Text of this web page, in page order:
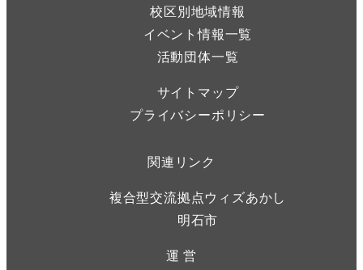
校区別地域情報
イベント情報一覧
活動団体一覧
サイトマップ
プライバシーポリシー
関連リンク
複合型交流拠点ウィズあかし
明石市
運 営